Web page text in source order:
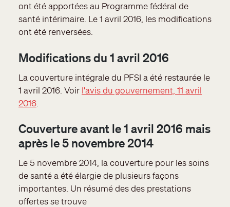
ont été apportées au Programme fédéral de
santé intérimaire. Le 1 avril 2016, les modifications
ont été renversées.
Modifications du 1 avril 2016
La couverture intégrale du PFSI a été restaurée le
1 avril 2016. Voir l'avis du gouvernement, 11 avril
2016
Couverture avant le 1 avril 2016 mais
après le 5 novembre 2014
Le 5 novembre 2014, la couverture pour les soins
de santé a été élargie de plusieurs façons
importantes. Un résumé des des prestations
offertes se trouve